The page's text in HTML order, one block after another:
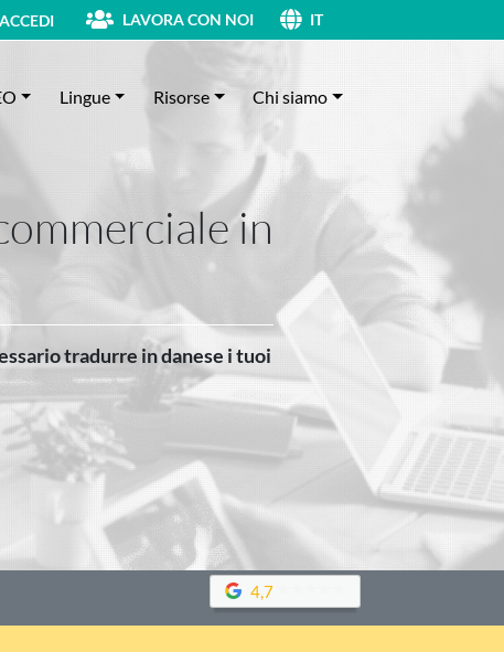
ACCEDI LAVORA CON NOI IT
Lingue Risorse Chi siamo
in
tradurre in danese i tuoi
4,7